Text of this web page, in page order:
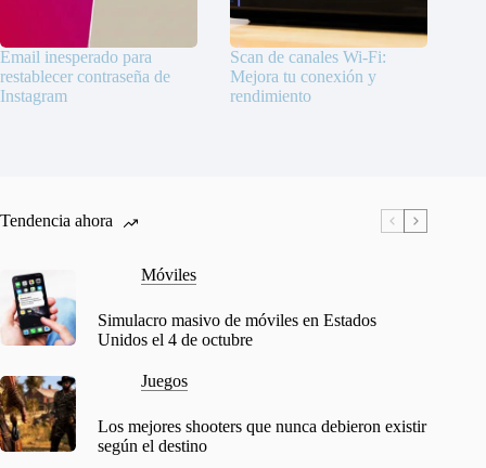
Email inesperado para
restablecer contraseña de
Instagram
Scan de canales Wi-Fi:
Mejora tu conexión y
rendimiento
Tendencia ahora
Móviles
Simulacro masivo de móviles en Estados
Unidos el 4 de octubre
Juegos
Los mejores shooters que nunca debieron existir
según el destino